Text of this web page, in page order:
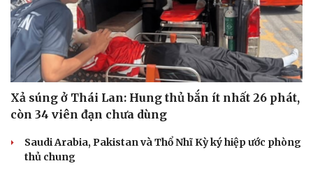
Xả súng ở Thái Lan: Hung thủ bắn ít nhất 26 phát,
còn 34 viên đạn chưa dùng
Saudi Arabia, Pakistan và Thổ Nhĩ Kỳ ký hiệp ước phòng
thủ chung